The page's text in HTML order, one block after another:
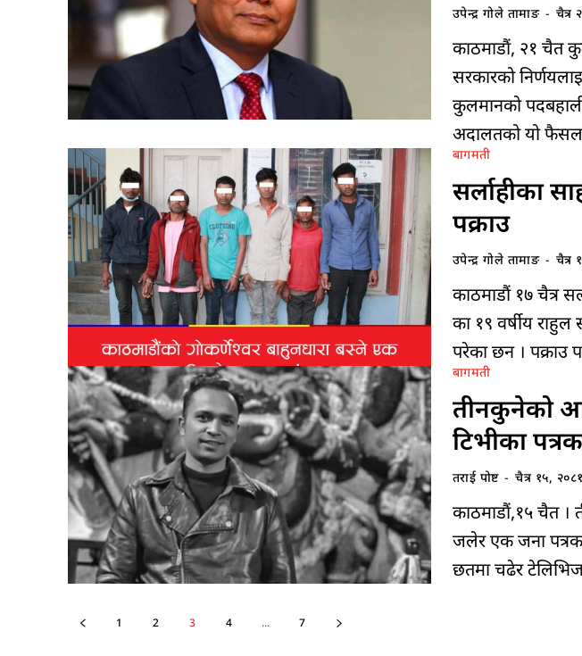
उपेन्द्र गोले तामाङ - चैत्र
काठमाडौं, २१ चैत
सरकारको
कुलमानको
अदालतको यो
बागमती
सर्लाहीका
पक्राउ
उपेन्द्र गोले तामाङ - चैत्र
काठमाडौं १७ चैत्र
का १९ वर्षीय राहुल
परेका छन । पक्राउ
बागमती
तीनकुनेको
टिभीका
तराई पोष्ट - चैत्र १५, २०८१
काठमाडौं,१५ चैत ।
जलेर एक जना
छतमा चढेर
1 2 3 4 ... 7